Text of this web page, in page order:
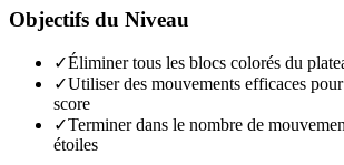
Objectifs du Niveau
✓Éliminer tous les blocs colorés du
✓Utiliser des mouvements efficaces
score
✓Terminer dans le nombre de
étoiles